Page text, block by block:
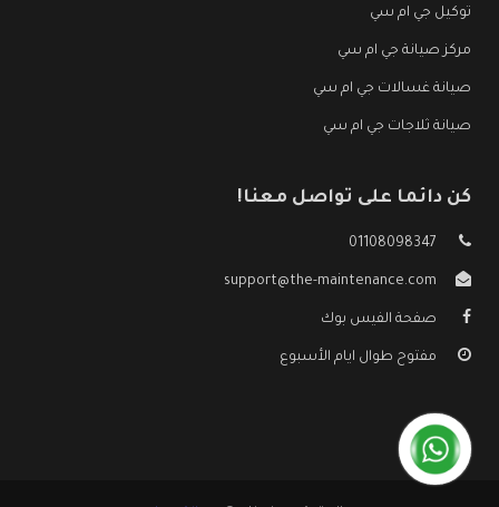
توكيل جي ام سي
مركز صيانة جي ام سي
صيانة غسالات جي ام سي
صيانة ثلاجات جي ام سي
كن دائما على تواصل معنا!
01108098347
support@the-maintenance.com
صفحة الفيس بوك
مفتوح طوال ايام الأسبوع